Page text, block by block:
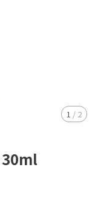
1 / 2
30ml